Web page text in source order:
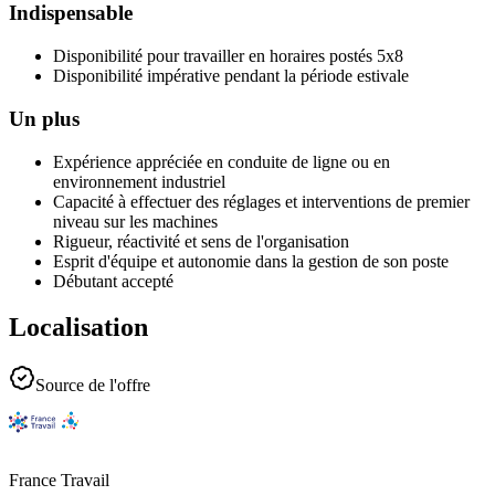
Indispensable
Disponibilité pour travailler en horaires postés 5x8
Disponibilité impérative pendant la période estivale
Un plus
Expérience appréciée en conduite de ligne ou en
environnement industriel
Capacité à effectuer des réglages et interventions de premier
niveau sur les machines
Rigueur, réactivité et sens de l'organisation
Esprit d'équipe et autonomie dans la gestion de son poste
Débutant accepté
Localisation
Source de l'offre
France Travail